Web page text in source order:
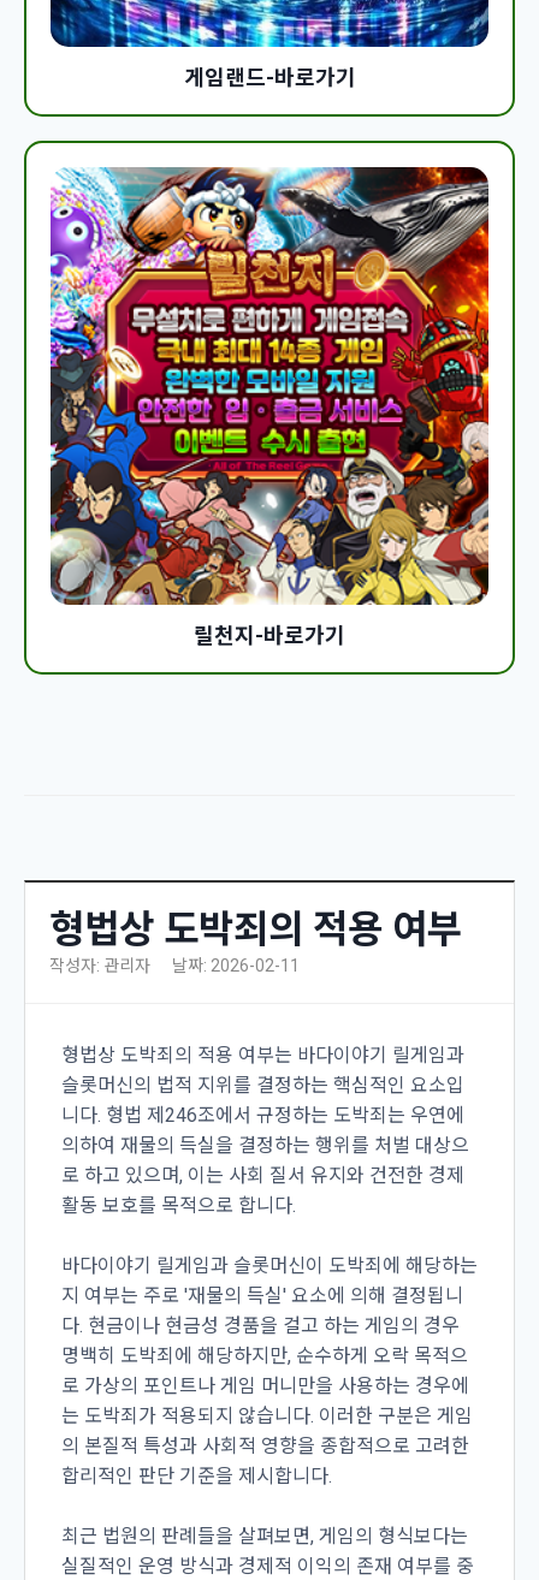
게임랜드-바로가기
릴천지-바로가기
형법상 도박죄의 적용 여부
작성자: 관리자 날짜: 2026-02-11
형법상 도박죄의 적용 여부는 바다이야기 릴게임과
슬롯머신의 법적 지위를 결정하는 핵심적인 요소입
니다. 형법 제246조에서 규정하는 도박죄는 우연에
의하여 재물의 득실을 결정하는 행위를 처벌 대상으
로 하고 있으며, 이는 사회 질서 유지와 건전한 경제
활동 보호를 목적으로 합니다.
바다이야기 릴게임과 슬롯머신이 도박죄에 해당하는
지 여부는 주로 '재물의 득실' 요소에 의해 결정됩니
다. 현금이나 현금성 경품을 걸고 하는 게임의 경우
명백히 도박죄에 해당하지만, 순수하게 오락 목적으
로 가상의 포인트나 게임 머니만을 사용하는 경우에
는 도박죄가 적용되지 않습니다. 이러한 구분은 게임
의 본질적 특성과 사회적 영향을 종합적으로 고려한
합리적인 판단 기준을 제시합니다.
최근 법원의 판례들을 살펴보면, 게임의 형식보다는
실질적인 운영 방식과 경제적 이익의 존재 여부를 중